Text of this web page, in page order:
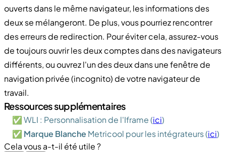
ouverts dans le même navigateur, les informations des
deux se mélangeront. De plus, vous pourriez rencontrer
des erreurs de redirection. Pour éviter cela, assurez-vous
de toujours ouvrir les deux comptes dans des navigateurs
différents, ou ouvrez l'un des deux dans une fenêtre de
navigation privée (incognito) de votre navigateur de
travail.
Ressources supplémentaires
✅ WLI : Personnalisation de l'Iframe (ici)
✅ Marque Blanche Metricool pour les intégrateurs (ici)
Cela vous a-t-il été utile ?